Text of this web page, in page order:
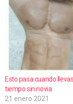
d
o
Esto pasa cuando llevas
tiempo sin novia
21 enero 2021